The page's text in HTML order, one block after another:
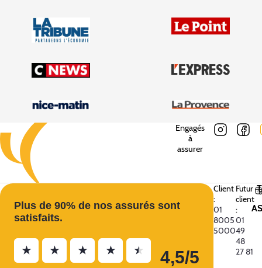
Engagés
à
assurer
Plus de 90% de nos assurés sont
satisfaits.
★ ★ ★ ★ ★ 4,5/5
Client
:
01
8005
5000
Futur
client
:
01
49
48
27 81